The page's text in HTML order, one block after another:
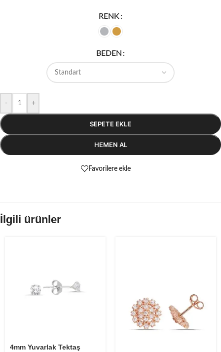
RENK
BEDEN
- +
SEPETE EKLE
HEMEN AL
Favorilere ekle
İlgili ürünler
4mm Yuvarlak Tektaş